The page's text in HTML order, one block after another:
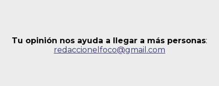
Tu opinión nos ayuda a llegar a más personas:
redaccionelfoco@gmail.com